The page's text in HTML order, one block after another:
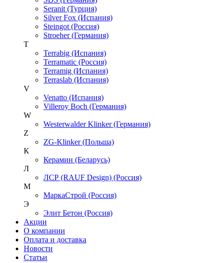
Seranit (Турция)
Silver Fox (Испания)
Steingot (Россия)
Stroeher (Германия)
T
Terrabig (Испания)
Terramatic (Россия)
Terramig (Испания)
Terraslab (Испания)
V
Venatto (Испания)
Villeroy Boch (Германия)
W
Westerwalder Klinker (Германия)
Z
ZG-Klinker (Польша)
К
Керамин (Беларусь)
Л
ЛСР (RAUF Design) (Россия)
М
МаркаСтрой (Россия)
Э
Элит Бетон (Россия)
Акции
О компании
Оплата и доставка
Новости
Статьи